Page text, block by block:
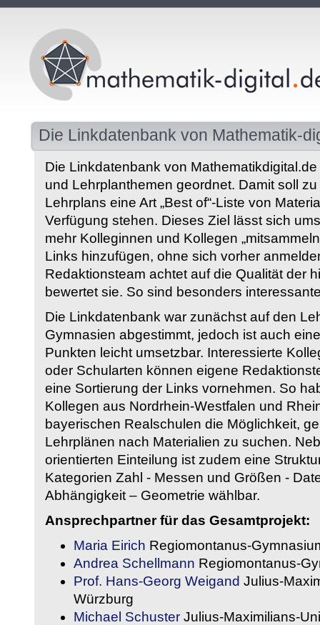
Die Linkdatenbank von Mathematik-
Die Linkdatenbank von
und Lehrplanthemen geordnet. Damit soll
Lehrplans eine Art „Best of“-Liste von
Verfügung stehen. Dieses Ziel lässt sich
mehr Kolleginnen und Kollegen
Links hinzufügen, ohne sich vorher
Redaktionsteam achtet auf die Qualität der
bewertet sie. So sind besonders
Die Linkdatenbank war zunächst auf den
Gymnasien abgestimmt, jedoch ist auch
Punkten leicht umsetzbar. Interessierte
oder Schularten können eigene
eine Sortierung der Links vornehmen. So
Kollegen aus Nordrhein-Westfalen und
bayerischen Realschulen die Möglichkeit,
Lehrplänen nach Materialien zu suchen.
orientierten Einteilung ist zudem eine
Kategorien Zahl - Messen und Größen -
Abhängigkeit – Geometrie wählbar.
Ansprechpartner für das Gesamtprojekt:
Maria Eirich Regiomontanus-
Andrea Schellmann Regiomontanus-
Prof. Hans-Georg Weigand Julius-
Würzburg
Michael Schuster Julius-Maximilians-